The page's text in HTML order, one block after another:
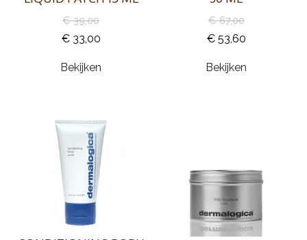
€ 39,00
€ 33,00
Bekijken
€ 67,00
€ 53,60
Bekijken